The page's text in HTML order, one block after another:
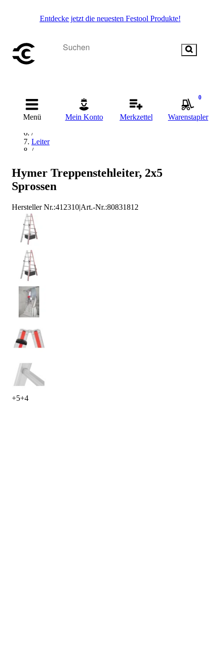
Entdecke jetzt die neuesten Festool Produkte!
Menü Mein Konto Merkzettel
0
Warenstapler
/
Betriebsausstattung & Baustellenbedarf
/
/
Leiter
/
Teleskopstehleiter
/
Hymer Treppenstehleiter, 2x5
Sprossen
Hersteller Nr.:412310|Art.-Nr.:80831812
+5+4